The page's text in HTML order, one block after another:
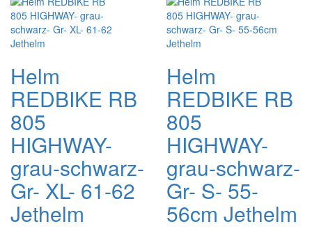
Helm
REDBIKE RB
805
HIGHWAY-
grau-schwarz-
Gr- XL- 61-62
Jethelm
Helm
REDBIKE RB
805
HIGHWAY-
grau-schwarz-
Gr- S- 55-
56cm Jethelm